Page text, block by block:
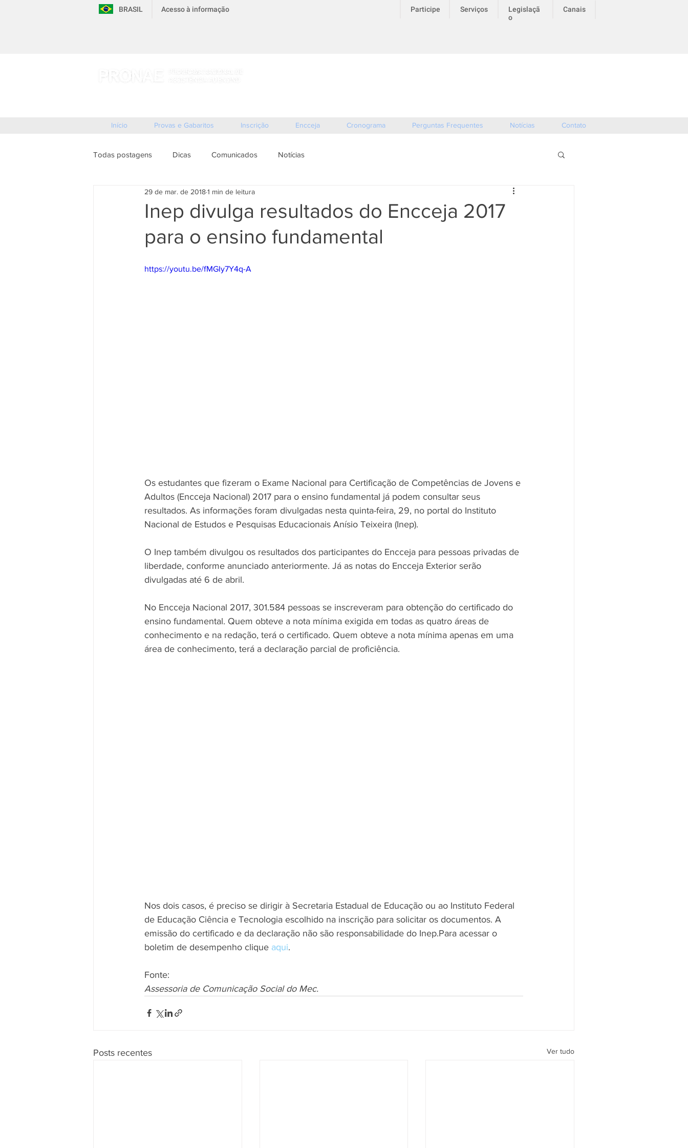
BRASIL Acesso à informação Participe Serviços
Legislaçã
o
Canais
Início Provas e Gabaritos Inscrição Encceja Cronograma Perguntas Frequentes Notícias Contato
Todas postagens Dicas Comunicados Notícias
Inep divulga resultados do Encceja 2017
para o ensino fundamental
29 de mar. de 20181 min de leitura
https://youtu.be/fMGIy7Y4q-A
Os estudantes que fizeram o Exame Nacional para Certificação de Competências de Jovens e
Adultos (Encceja Nacional) 2017 para o ensino fundamental já podem consultar seus
resultados. As informações foram divulgadas nesta quinta-feira, 29, no portal do Instituto
Nacional de Estudos e Pesquisas Educacionais Anísio Teixeira (Inep).
O Inep também divulgou os resultados dos participantes do Encceja para pessoas privadas de
liberdade, conforme anunciado anteriormente. Já as notas do Encceja Exterior serão
divulgadas até 6 de abril.
No Encceja Nacional 2017, 301.584 pessoas se inscreveram para obtenção do certificado do
ensino fundamental. Quem obteve a nota mínima exigida em todas as quatro áreas de
conhecimento e na redação, terá o certificado. Quem obteve a nota mínima apenas em uma
área de conhecimento, terá a declaração parcial de proficiência.
Nos dois casos, é preciso se dirigir à Secretaria Estadual de Educação ou ao Instituto Federal
de Educação Ciência e Tecnologia escolhido na inscrição para solicitar os documentos. A
emissão do certificado e da declaração não são responsabilidade do Inep.Para acessar o
boletim de desempenho clique aqui.
Fonte:
Assessoria de Comunicação Social do Mec.
Posts recentes Ver tudo